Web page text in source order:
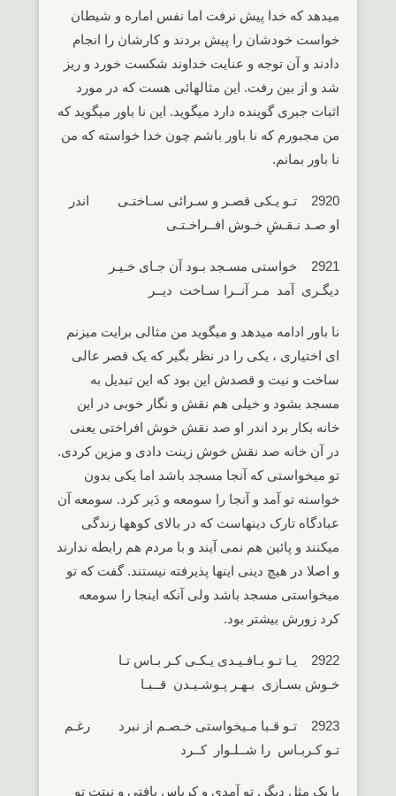
میدهد که خدا پیش نرفت اما نفس اماره و شیطان
خواست خودشان را پیش بردند و کارشان را انجام
دادند و آن توجه و عنایت خداوند شکست خورد و ریز
شد و از بین رفت. این مثالهائی هست که در مورد
اثبات جبری گوینده دارد میگوید. این نا باور میگوید که
من مجبورم که نا باور باشم چون خدا خواسته که من
نا باور بمانم.
2920 تـو یـکی قصـر و سـرائی سـاختـی اندر
او صـد نـقـشِ خـوش افــراخـتـی
2921 خواستی مسـجد بـود آن جـای خـیـر
دیگـری آمد مـر آنــرا سـاخت دیــر
نا باور ادامه میدهد و میگوید من مثالی برایت میزنم
ای اختیاری ، یکی را در نظر بگیر که یک قصر عالی
ساخت و نیت و قصدش این بود که این تبدیل به
مسجد بشود و خیلی هم نقش و نگار خوبی در این
خانه بکار برد اندر او صد نقش خوش افراختی یعنی
در آن خانه صد نقش خوش زینت دادی و مزین کردی.
تو میخواستی که آنجا مسجد باشد اما یکی بدون
خواسته تو آمد و آنجا را سومعه و دَیر کرد. سومعه آن
عبادگاه تارک دینهاست که در بالای کوهها زندگی
میکنند و پائین هم نمی آیند و با مردم هم رابطه ندارند
و اصلا در هیچ دینی اینها پذیرفته نیستند. گفت که تو
میخواستی مسجد باشد ولی آنکه اینجا را سومعه
کرد زورش بیشتر بود.
2922 یـا تـو بـافـیـدی یـکـی کـر بـاس تـا
خـوش بسـازی بـهـر پـوشـیـدن قــبـا
2923 تـو قـبا مـیخواستی خـصـم از نبرد رغـم
تـو کـربـاس را شــلـوار کــرد
یا یک مثل دیگر. تو آمدی و کرباس بافتی و نیتت تو